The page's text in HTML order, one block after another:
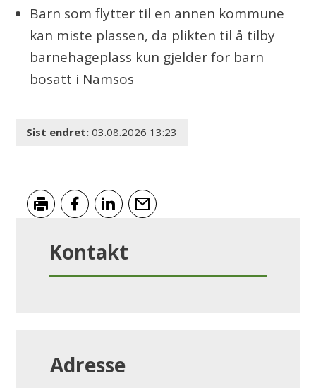
Barn som flytter til en annen kommune
kan miste plassen, da plikten til å tilby
barnehageplass kun gjelder for barn
bosatt i Namsos
Sist endret 03.08.2026 13:23
Kontakt
Adresse